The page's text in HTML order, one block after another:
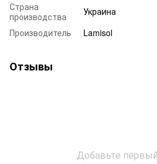
Страна
производства
Украина
Производитель
Lamisol
Отзывы
Добавьте